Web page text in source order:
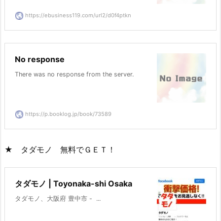
https://ebusiness119.com/url2/d0f4ptkn
No response
There was no response from the server.
https://p.booklog.jp/book/73589
★ タダモノ 無料でＧＥＴ！
タダモノ | Toyonaka-shi Osaka
タダモノ、大阪府 豊中市 -  ...